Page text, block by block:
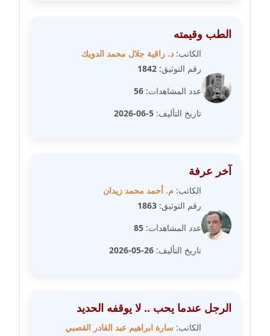
عاملة
مدونة زينب حمدي
عاملة
مدونة سارة ابراهيم
مدونة سارة سعيد
مدونة سالي علاء الدين
مدونة سامح طلعت
الطب وقيمته
الكاتب: د. راقية جلال محمد الدويك
رقم التوثيق: 1842
عدد المشاهدات: 56
تاريخ التأليف: 5-06-2026
آخر عرفة
الكاتب: م. أحمد محمد زيدان
رقم التوثيق: 1863
عدد المشاهدات: 85
تاريخ التأليف: 26-05-2026
الرجل عندما يحب .. لا يوقفه الحديد
الكاتب: سارة ابراهيم عبد القادر القصبي